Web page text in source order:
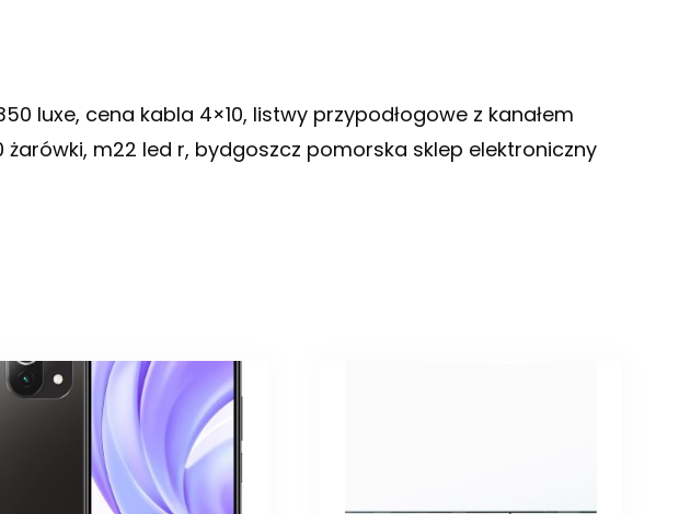
luxe, cena kabla 4×10, listwy przypodłogowe z kanałem
m22 led r, bydgoszcz pomorska sklep elektroniczny